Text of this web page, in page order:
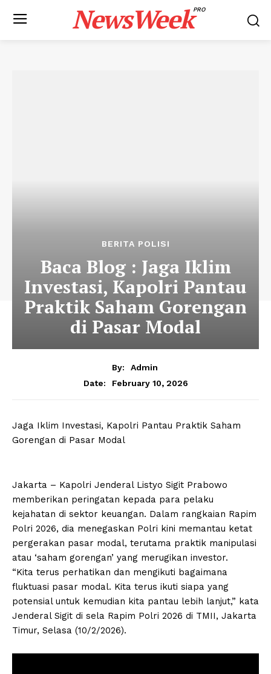
NewsWeekPRO
BERITA POLISI
Baca Blog : Jaga Iklim
Investasi, Kapolri Pantau
Praktik Saham Gorengan
di Pasar Modal
By:
Admin
Date:
February 10, 2026
Jaga Iklim Investasi, Kapolri Pantau Praktik Saham
Gorengan di Pasar Modal
Jakarta – Kapolri Jenderal Listyo Sigit Prabowo
memberikan peringatan kepada para pelaku
kejahatan di sektor keuangan. Dalam rangkaian Rapim
Polri 2026, dia menegaskan Polri kini memantau ketat
pergerakan pasar modal, terutama praktik manipulasi
atau ‘saham gorengan’ yang merugikan investor.
“Kita terus perhatikan dan mengikuti bagaimana
fluktuasi pasar modal. Kita terus ikuti siapa yang
potensial untuk kemudian kita pantau lebih lanjut,” kata
Jenderal Sigit di sela Rapim Polri 2026 di TMII, Jakarta
Timur, Selasa (10/2/2026).